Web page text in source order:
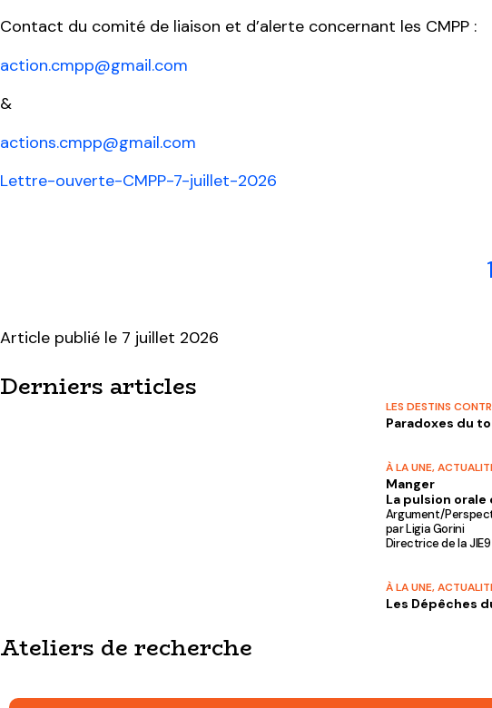
Contact du comité de liaison et d’alerte concernant les CMPP :
action.cmpp@gmail.com
&
actions.cmpp@gmail.com
Lettre-ouverte-CMPP-7-juillet-2026
Article publié le 7 juillet 2026
Derniers articles
LES DESTINS
Paradoxes du
À LA UNE,
Manger
La pulsion orale
Argument/
par Ligia Gorini
Directrice de la JIE9
À LA UNE,
Les Dépêches
Ateliers de recherche